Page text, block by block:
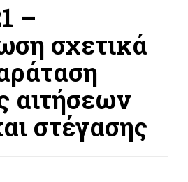
–
σχετικά
αιτήσεων
στέγασης